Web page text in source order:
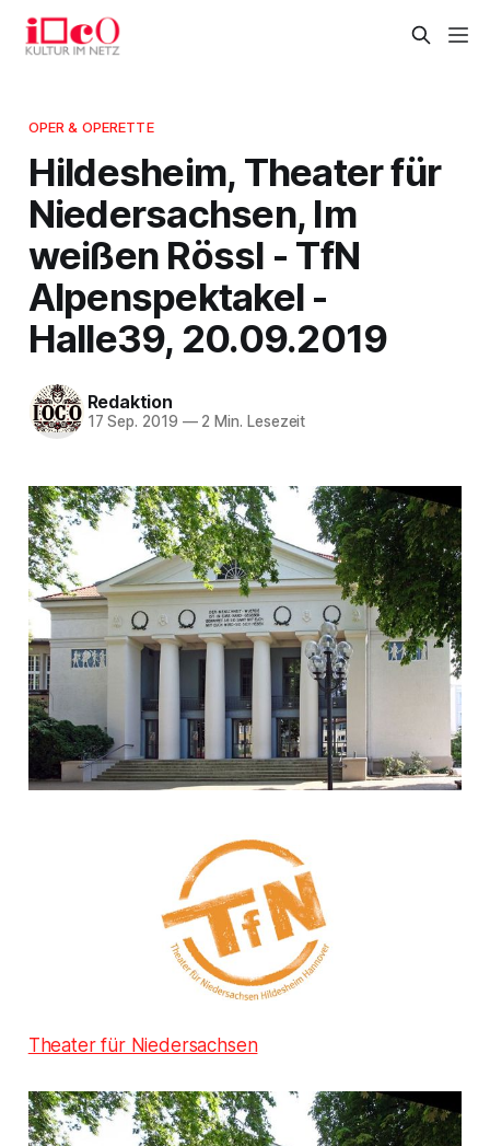
OPER & OPERETTE
Hildesheim, Theater für
Niedersachsen, Im
weißen Rössl - TfN
Alpenspektakel -
Halle39, 20.09.2019
Redaktion
17 Sep. 2019 —2 Min. Lesezeit
Theater für Niedersachsen